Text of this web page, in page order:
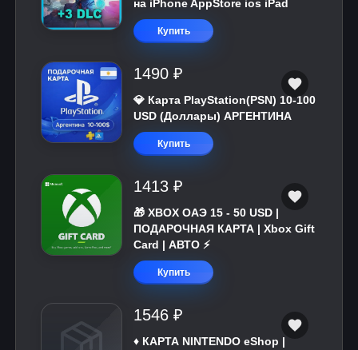
на iPhone AppStore ios iPad
Купить
1490 ₽
💎 Карта PlayStation(PSN) 10-100
USD (Доллары) АРГЕНТИНА
Купить
1413 ₽
🎁 XBOX ОАЭ 15 - 50 USD |
ПОДАРОЧНАЯ КАРТА | Xbox Gift
Card | АВТО ⚡
Купить
1546 ₽
♦️ КАРТА NINTENDO eShop |